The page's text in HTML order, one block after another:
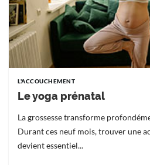
L'ACCOUCHEMENT
Le yoga prénatal
La grossesse transforme
Durant ces neuf mois, trouver une
devient essentiel...